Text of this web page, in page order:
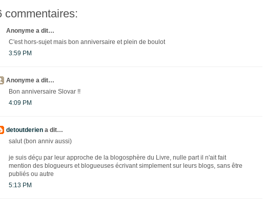
commentaires:
Anonyme a dit…
C'est hors-sujet mais bon anniversaire et plein de boulot
3:59 PM
Anonyme a dit…
Bon anniversaire Slovar !!
4:09 PM
detoutderien a dit…
salut (bon anniv aussi)
je suis déçu par leur approche de la blogosphère du Livre, nulle part il n'ait fait
mention des blogueurs et blogueuses écrivant simplement sur leurs blogs, sans être
publiés ou autre
5:13 PM